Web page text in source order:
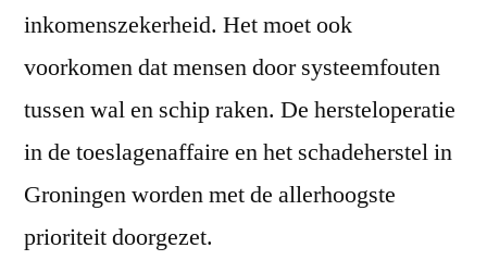
inkomenszekerheid. Het moet ook
voorkomen dat mensen door systeemfouten
tussen wal en schip raken. De hersteloperatie
in de toeslagenaffaire en het schadeherstel in
Groningen worden met de allerhoogste
prioriteit doorgezet.